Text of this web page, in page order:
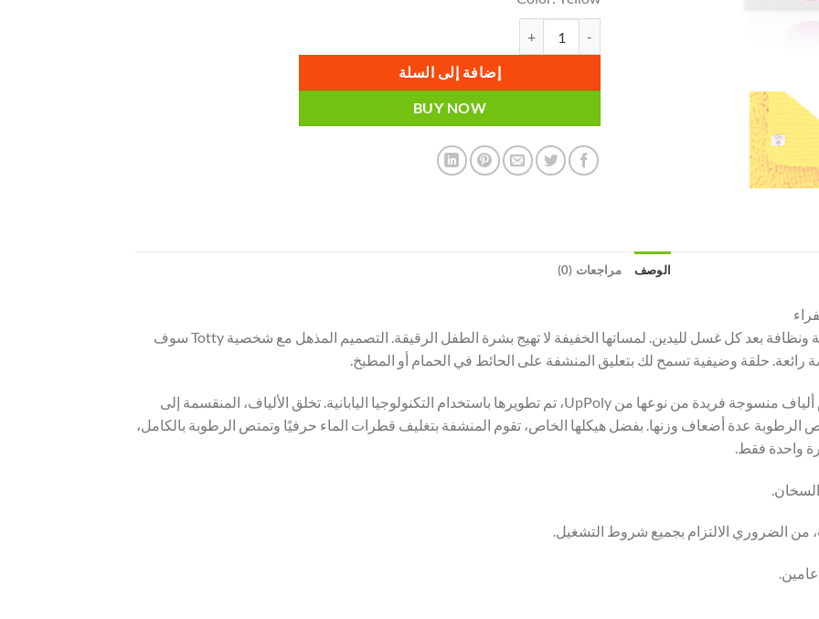
إضافة إلى السلة
BUY NOW
الوصف مراجعات (0)
& Totty — نعومة ونظافة بعد كل غسل لليدين. لمساتها الخفيفة لا تهيج بشرة الطفل الرقيقة. التصميم المذهل مع شخصية Totty سوف
حلقة وضيفية تسمح لك بتعليق المنشفة على الحائط في الحمام أو المطبخ.
يتم إنتاج مناشف Green Fiber & Totty باستخدام ألياف منسوجة فريدة من نوعها من UpPoly، تم تطويرها باستخدام التكنولوجيا اليابانية. تخلق الألياف، المنقسمة إلى
الرطوبة عدة أضعاف وزنها. بفضل هيكلها الخاص، تقوم المنشفة بتغليف قطرات الماء حرفيًا وتمتص الرطوبة بالكامل،
واحدة فقط.
من الضروري الالتزام بجميع شروط التشغيل.